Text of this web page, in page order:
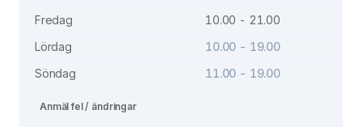
Fredag
10.00 - 21.00
Lördag
10.00 - 19.00
Söndag
11.00 - 19.00
Anmäl fel / ändringar